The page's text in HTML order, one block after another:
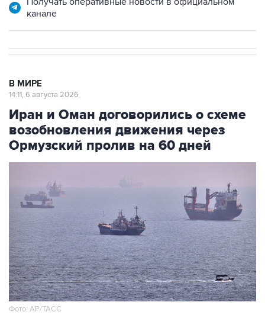
канале
В МИРЕ
14:11, 6 августа 2026
Иран и Оман договорились о схеме
возобновления движения через
Ормузский пролив на 60 дней
Фото: AP/ТАСС